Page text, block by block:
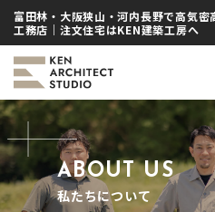
富田林・大阪狭山・河内長野で高気
工務店｜注文住宅はKEN建築工房へ
ABOUT US
私たちについて